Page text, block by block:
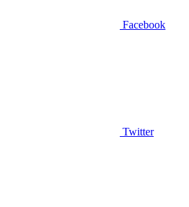
Facebook
Twitter